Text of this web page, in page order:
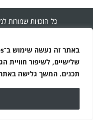
באתר זה נעשה שימוש ב־
שלישיים, לשיפור חוויית
תכנים. המשך גלישה
כל הזכויות שמורות